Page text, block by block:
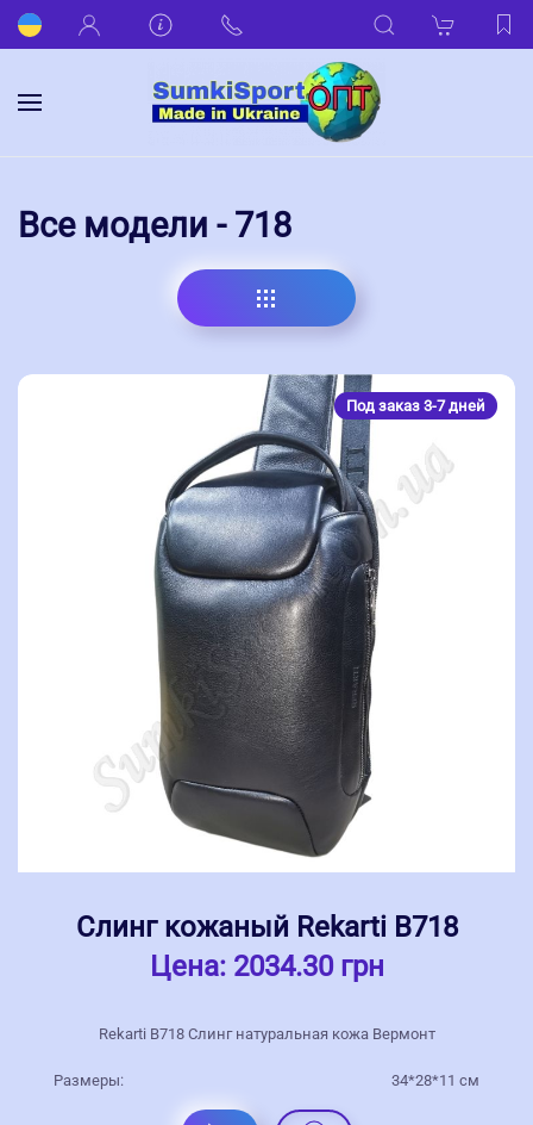
Все модели - 718
Под заказ 3-7 дней
Слинг кожаный Rekarti В718
Цена: 2034.30 грн
Rekarti В718 Слинг натуральная кожа Вермонт
Размеры: 34*28*11 см